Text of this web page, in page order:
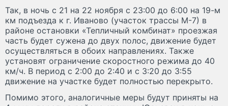
Так, в ночь с 21 на 22 ноября с 23:00 до 6:00 на 19-м
км подъезда к г. Иваново (участок трассы М-7) в
районе остановки «Тепличный комбинат» проезжая
часть будет сужена до двух полос, движение будет
осуществляться в обоих направлениях. Также
установят ограничение скоростного режима до 40
км/ч. В период с 2:00 до 2:40 и с 3:20 до 3:55
движение на участке будет полностью перекрыто.
Помимо этого, аналогичные меры будут приняты на